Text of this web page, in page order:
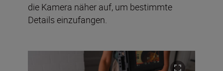
die Kamera näher auf, um bestimmte
Details einzufangen.